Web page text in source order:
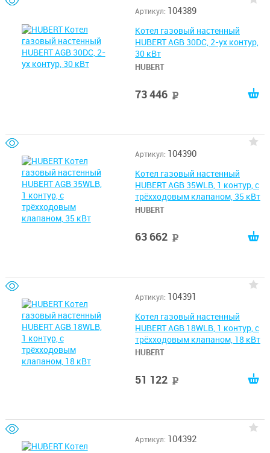
Артикул: 104389
Котел газовый настенный
HUBERT AGB 30DC, 2-ух контур,
30 кВт
HUBERT
73 446
Артикул: 104390
Котел газовый настенный
HUBERT AGB 35WLB, 1 контур, с
трёхходовым клапаном, 35 кВт
HUBERT
63 662
Артикул: 104391
Котел газовый настенный
HUBERT AGB 18WLB, 1 контур, с
трёхходовым клапаном, 18 кВт
HUBERT
51 122
Артикул: 104392